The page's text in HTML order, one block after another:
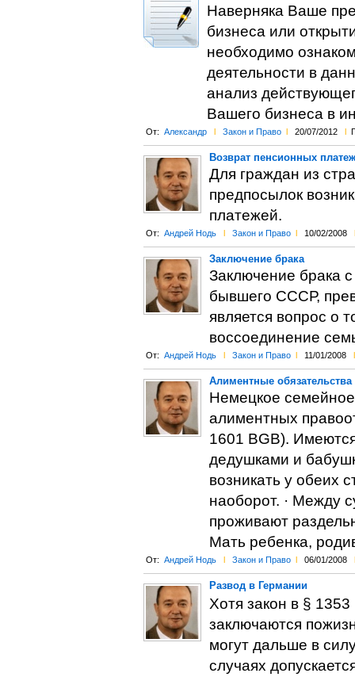
Наверняка Ваше
бизнеса или
необходимо
деятельности в
анализ
Вашего бизнеса в
От: Александр l Закон и Право l 20/07/2012 l
Возврат пенсионных
Для граждан из
предпосылок
платежей.
От: Андрей Нодь l Закон и Право l 10/02/2008 l
Заключение брака
Заключение брака
бывшего СССР,
является вопрос о
воссоединение
От: Андрей Нодь l Закон и Право l 11/01/2008 l
Алиментные
Немецкое
алиментных
1601 BGB).
дедушками и
возникать у обеих
наоборот. · Между
проживают
Мать ребенка,
От: Андрей Нодь l Закон и Право l 06/01/2008 l
Развод в Германии
Хотя закон в §
заключаются
могут дальше в
случаях